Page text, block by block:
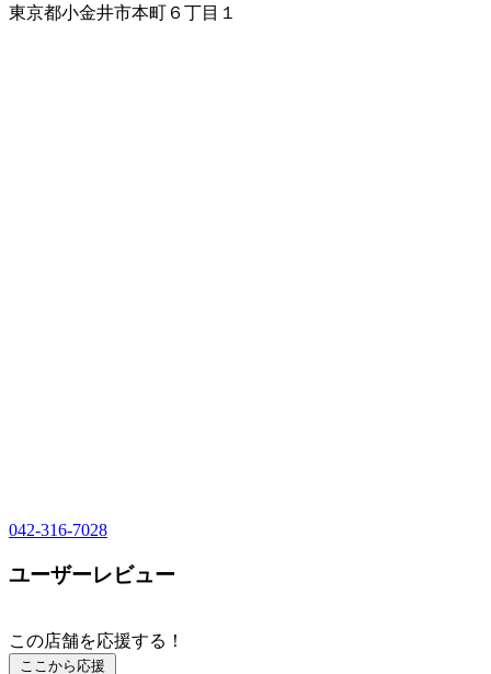
東京都小金井市本町６丁目１
042-316-7028
ユーザーレビュー
この店舗を応援する！
ここから応援